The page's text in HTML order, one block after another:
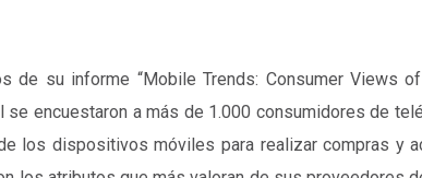
de su informe “Mobile Trends: Consumer Views
se encuestaron a más de 1.000 consumidores de
los dispositivos móviles para realizar compras y